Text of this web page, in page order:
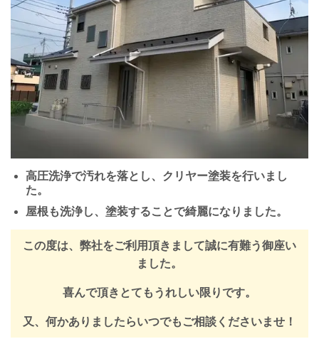
高圧洗浄で汚れを落とし、クリヤー塗装を行いまし
た。
屋根も洗浄し、塗装することで綺麗になりました。
この度は、弊社をご利用頂きまして誠に有難う御座い
ました。
喜んで頂きとてもうれしい限りです。
又、何かありましたらいつでもご相談くださいませ！